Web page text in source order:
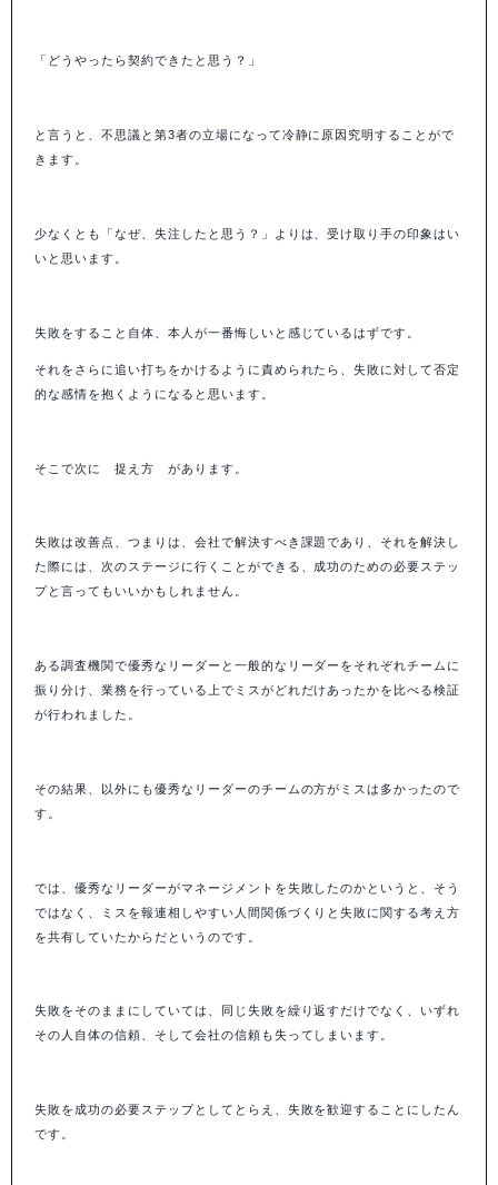
「どうやったら契約できたと思う？」
と言うと、不思議と第3者の立場になって冷静に原因究明することがで
きます。
少なくとも「なぜ、失注したと思う？」よりは、受け取り手の印象はい
いと思います。
失敗をすること自体、本人が一番悔しいと感じているはずです。
それをさらに追い打ちをかけるように責められたら、失敗に対して否定
的な感情を抱くようになると思います。
そこで次に 捉え方 があります。
失敗は改善点、つまりは、会社で解決すべき課題であり、それを解決し
た際には、次のステージに行くことができる、成功のための必要ステッ
プと言ってもいいかもしれません。
ある調査機関で優秀なリーダーと一般的なリーダーをそれぞれチームに
振り分け、業務を行っている上でミスがどれだけあったかを比べる検証
が行われました。
その結果、以外にも優秀なリーダーのチームの方がミスは多かったので
す。
では、優秀なリーダーがマネージメントを失敗したのかというと、そう
ではなく、ミスを報連相しやすい人間関係づくりと失敗に関する考え方
を共有していたからだというのです。
失敗をそのままにしていては、同じ失敗を繰り返すだけでなく、いずれ
その人自体の信頼、そして会社の信頼も失ってしまいます。
失敗を成功の必要ステップとしてとらえ、失敗を歓迎することにしたん
です。